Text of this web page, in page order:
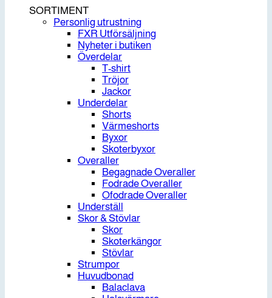
2,499.00 kr.
SORTIMENT
Personlig utrustning
FXR Utförsäljning
Nyheter i butiken
Överdelar
T-shirt
Tröjor
Jackor
Underdelar
Shorts
Värmeshorts
Byxor
Skoterbyxor
Overaller
Begagnade Overaller
Fodrade Overaller
Ofodrade Overaller
Underställ
Skor & Stövlar
Skor
Skoterkängor
Stövlar
Strumpor
Huvudbonad
Balaclava